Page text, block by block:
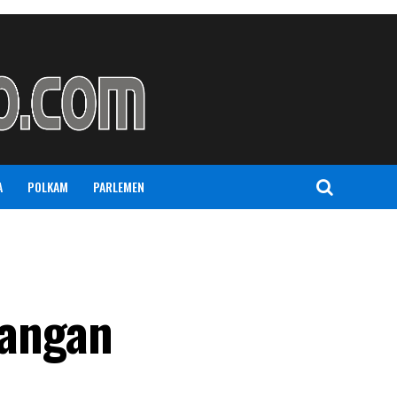
POLKAM PARLEMEN